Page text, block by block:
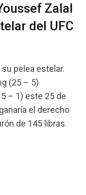
Zalal
del UFC
pelea estelar.
(25 – 5)
– 1) este 25 de
el derecho
de 145 libras.